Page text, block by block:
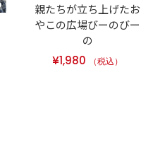
親たちが立ち上げたお
やこの広場びーのびー
の
¥1,980 （税込）